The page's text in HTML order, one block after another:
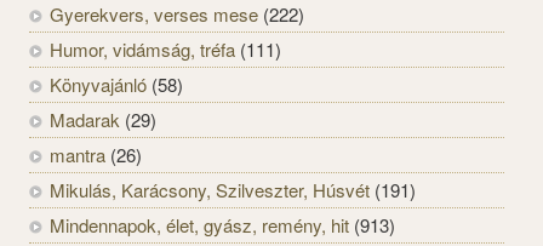
Gyerekvers, verses mese (222)
Humor, vidámság, tréfa (111)
Könyvajánló (58)
Madarak (29)
mantra (26)
Mikulás, Karácsony, Szilveszter, Húsvét (191)
Mindennapok, élet, gyász, remény, hit (913)